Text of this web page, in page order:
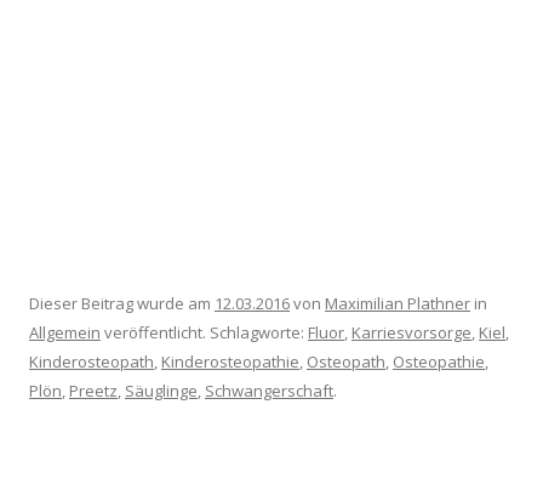
Dieser Beitrag wurde am 12.03.2016von Maximilian Plathner in
Allgemein veröffentlicht. Schlagworte: Fluor, Karriesvorsorge, Kiel,
Kinderosteopath, Kinderosteopathie, Osteopath, Osteopathie,
Plön, Preetz, Säuglinge, Schwangerschaft.